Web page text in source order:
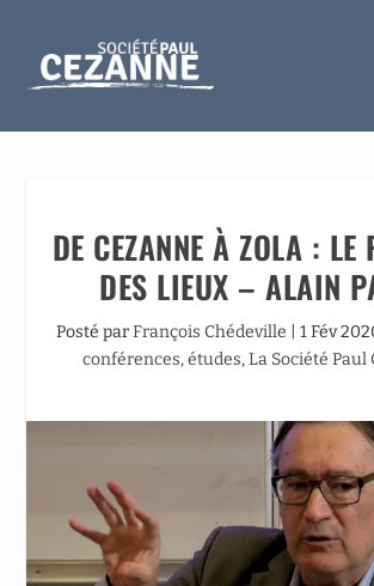
DE CEZANNE À ZOLA : LE
DES LIEUX – ALAIN
Posté parFrançois Chédeville 1 Fév
conférences, études,La Société Paul